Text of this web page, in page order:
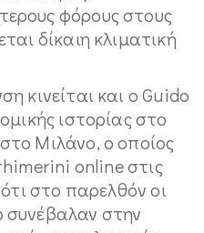
φόρους στους
δίκαιη κλιματική
κινείται και ο Guido
ιστορίας στο
Μιλάνο, ο οποίος
online στις
στο παρελθόν οι
συνέβαλαν στην